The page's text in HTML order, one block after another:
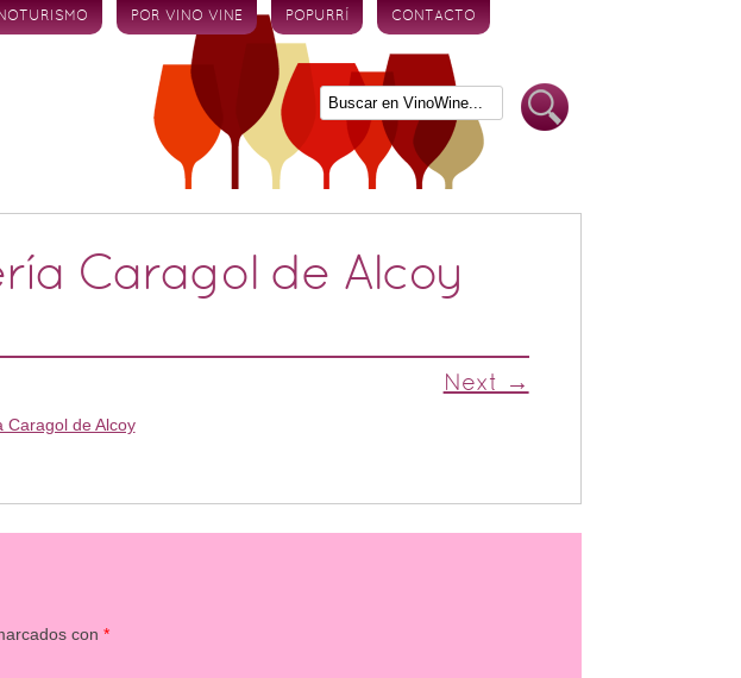
POR VINO VINE POPURRÍ CONTACTO
Caragol de Alcoy
Next →
con*